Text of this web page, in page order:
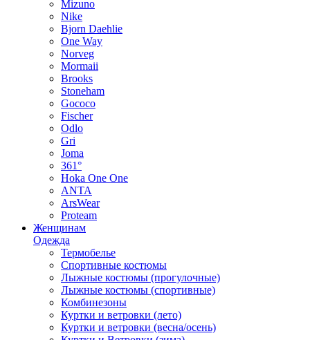
Mizuno
Nike
Bjorn Daehlie
One Way
Norveg
Mormaii
Brooks
Stoneham
Gococo
Fischer
Odlo
Gri
Joma
361°
Hoka One One
ANTA
ArsWear
Proteam
Женщинам
Одежда
Термобелье
Спортивные костюмы
Лыжные костюмы (прогулочные)
Лыжные костюмы (спортивные)
Комбинезоны
Куртки и ветровки (лето)
Куртки и ветровки (весна/осень)